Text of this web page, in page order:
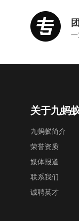
关于九蚂
九蚂蚁简介
荣誉资质
媒体报道
联系我们
诚聘英才